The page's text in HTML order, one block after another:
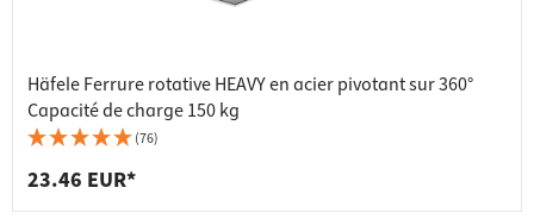
Häfele Ferrure rotative HEAVY en acier pivotant sur 360°
Capacité de charge 150 kg
(76)
23.46 EUR*